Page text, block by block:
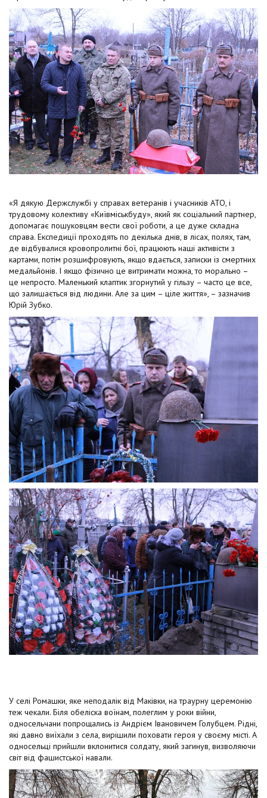
«Я дякую Держслужбі у справах ветеранів і учасників АТО, і
трудовому колективу «Київміськбуду», який як соціальний партнер,
допомагає пошуковцям вести свої роботи, а це дуже складна
справа. Експедиції проходять по декілька днів, в лісах, полях, там,
де відбувалися кровопролитні бої, працюють наші активісти з
картами, потім розшифровують, якщо вдається, записки із смертних
медальйонів. І якщо фізично це витримати можна, то морально –
це непросто. Маленький клаптик згорнутий у гільзу – часто це все,
що залишається від людини. Але за цим – ціле життя», – зазначив
Юрій Зубко.
У селі Ромашки, яке неподалік від Маківки, на траурну церемонію
теж чекали. Біля обеліска воїнам, полеглим у роки війни,
односельчани попрощались із Андрієм Івановичем Голубцем. Рідні,
які давно виїхали з села, вирішили поховати героя у своєму місті. А
односельці прийшли вклонитися солдату, який загинув, визволяючи
світ від фашистської навали.